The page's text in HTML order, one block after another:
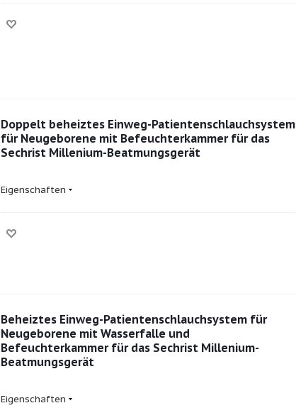
Doppelt beheiztes Einweg-Patientenschlauchsystem
für Neugeborene mit Befeuchterkammer für das
Sechrist Millenium-Beatmungsgerät
Eigenschaften
Beheiztes Einweg-Patientenschlauchsystem für
Neugeborene mit Wasserfalle und
Befeuchterkammer für das Sechrist Millenium-
Beatmungsgerät
Eigenschaften